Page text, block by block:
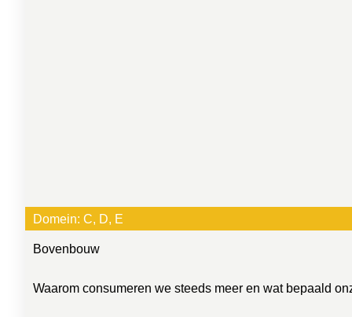
Domein: C, D, E
Bovenbouw
Waarom consumeren we steeds meer en wat bepaald